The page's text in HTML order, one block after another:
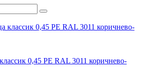
0,45 PE RAL 3011 коричнево-